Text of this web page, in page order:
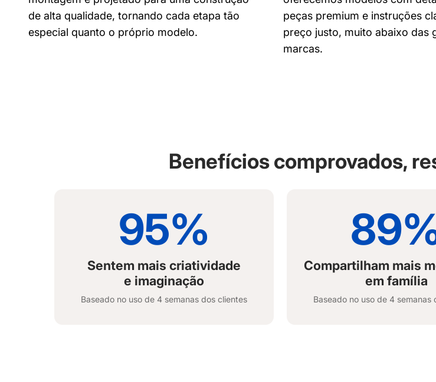
de alta qualidade, tornando cada etapa tão
especial quanto o próprio modelo.
peças premium e instruções
preço justo, muito abaixo das
marcas.
Benefícios comprovados,
95%
Sentem mais criatividade
e imaginação
Baseado no uso de 4 semanas dos clientes
Compartilham mais
em família
Baseado no uso de 4 semanas